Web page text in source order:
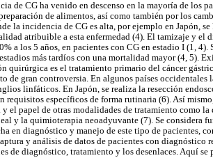
de CG ha venido en descenso en la mayoría de los
de alimentos, así como también por los
la incidencia de CG es alta, por ejemplo en Japón,
atribuible a esta enfermedad (4). El tamizaje y el
a los 5 años, en pacientes con CG en estadio I (1,
más tardíos con una mortalidad mayor (4, 5).
quirúrgica es el tratamiento primario del cáncer
de gran controversia. En algunos países occidentales
linfáticos. En Japón, se realiza la resección
requisitos específicos de forma rutinaria (6). Así
el papel de otras modalidades de tratamiento como
y la quimioterapia neoadyuvante (7). Se considera
en diagnóstico y manejo de este tipo de pacientes,
y análisis de datos de pacientes con diagnóstico
de diagnóstico, tratamiento y los desenlaces. Aquí